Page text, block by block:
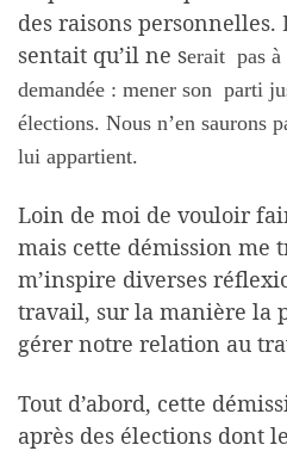
des raisons
sentait qu’il ne serait pas à
demandée : mener son parti
élections. Nous n’en saurons
lui appartient.
Loin de moi de vouloir
mais cette démission me
m’inspire diverses
travail, sur la manière la
gérer notre relation au
Tout d’abord, cette
après des élections dont